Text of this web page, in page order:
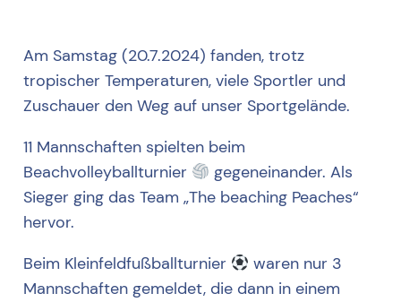
Am Samstag (20.7.2024) fanden, trotz
tropischer Temperaturen, viele Sportler und
Zuschauer den Weg auf unser Sportgelände.
11 Mannschaften spielten beim
Beachvolleyballturnier
gegeneinander. Als
Sieger ging das Team „The beaching Peaches“
hervor.
Beim Kleinfeldfußballturnier
waren nur 3
Mannschaften gemeldet, die dann in einem